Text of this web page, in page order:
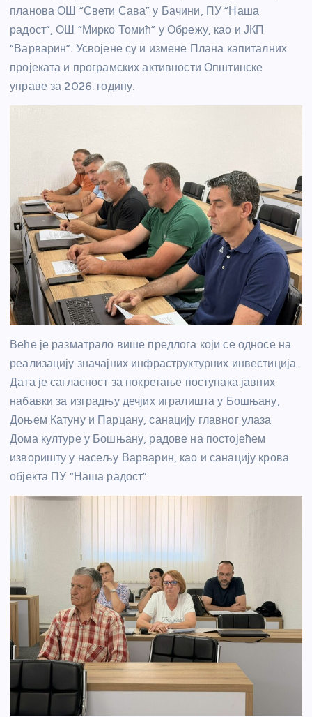
планова ОШ “Свети Сава” у Бачини, ПУ “Наша
радост”, ОШ “Мирко Томић” у Обрежу, као и ЈКП
“Варварин”. Усвојене су и измене Плана капиталних
пројеката и програмских активности Општинске
управе за 2026. годину.
Веће је разматрало више предлога који се односе на
реализацију значајних инфраструктурних инвестиција.
Дата је сагласност за покретање поступака јавних
набавки за изградњу дечјих игралишта у Бошњану,
Доњем Катуну и Парцану, санацију главног улаза
Дома културе у Бошњану, радове на постојећем
изворишту у насељу Варварин, као и санацију крова
објекта ПУ “Наша радост”.